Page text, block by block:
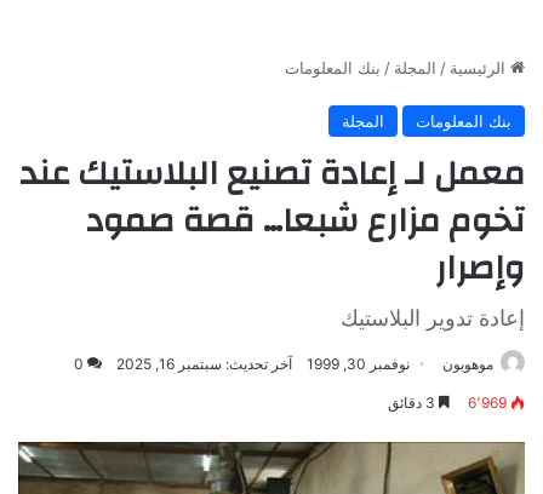
الرئيسية / المجلة / بنك المعلومات
بنك المعلومات المجلة
معمل لـ إعادة تصنيع البلاستيك عند
تخوم مزارع شبعا… قصة صمود
وإصرار
إعادة تدوير البلاستيك
موهوبون نوفمبر 30, 1999 آخر تحديث: سبتمبر 16, 2025 0
6٬969